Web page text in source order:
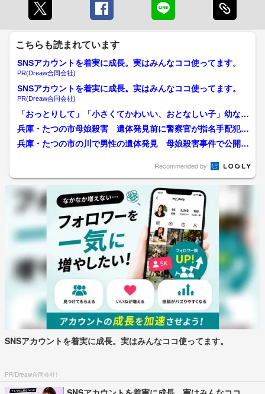
こちらも読まれています
SNSアカウントを着実に成長。実はみんなココ使ってます。
PR(Dreaw合同会社)
SNSアカウントを着実に成長。実はみんなココ使ってます。
PR(Dreaw合同会社)
「おっとりして」「小さくてかわいい、おとなしい子」幼なじ
みたち語った大山賢二容疑...
兵庫・たつの市母娘殺害 遺体発見前に警察官が指名手配犯と
接触 「人を殺した」と話...
兵庫・たつの市の川で男性の遺体発見 母娘殺害事件で公開手
Recommended by
SNSアカウントを着実に成長。実はみんなココ使ってます。
PR(Dreaw合同会社)